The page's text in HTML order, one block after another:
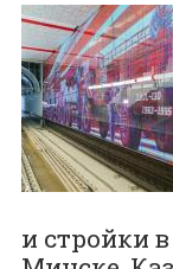
и стройки